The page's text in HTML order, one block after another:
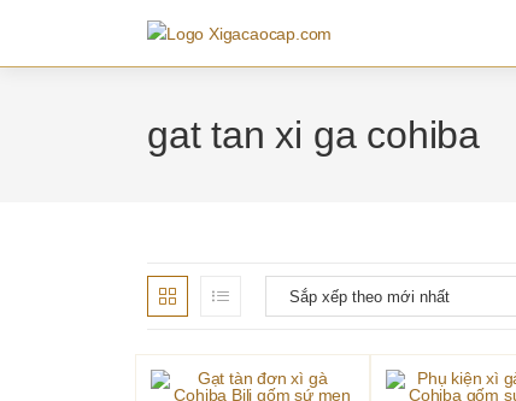
content
gat tan xi ga cohiba